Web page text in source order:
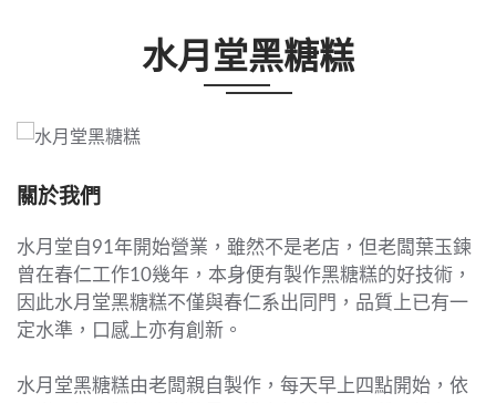
水月堂黑糖糕
關於我們
水月堂自91年開始營業，雖然不是老店，但老闆葉玉鍊
曾在春仁工作10幾年，本身便有製作黑糖糕的好技術，
因此水月堂黑糖糕不僅與春仁系出同門，品質上已有一
定水準，口感上亦有創新。
水月堂黑糖糕由老闆親自製作，每天早上四點開始，依